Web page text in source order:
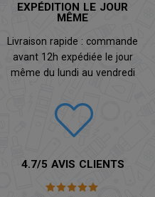
EXPÉDITION LE JOUR
MÊME
Livraison rapide : commande
avant 12h expédiée le jour
même du lundi au vendredi
4.7/5 AVIS CLIENTS